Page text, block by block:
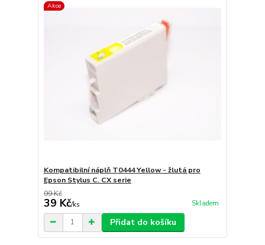
Akce
Kompatibilní náplň T0444 Yellow - žlutá pro
Epson Stylus C. CX serie
99 Kč
39 Kč/ks Skladem
Přidat do košíku